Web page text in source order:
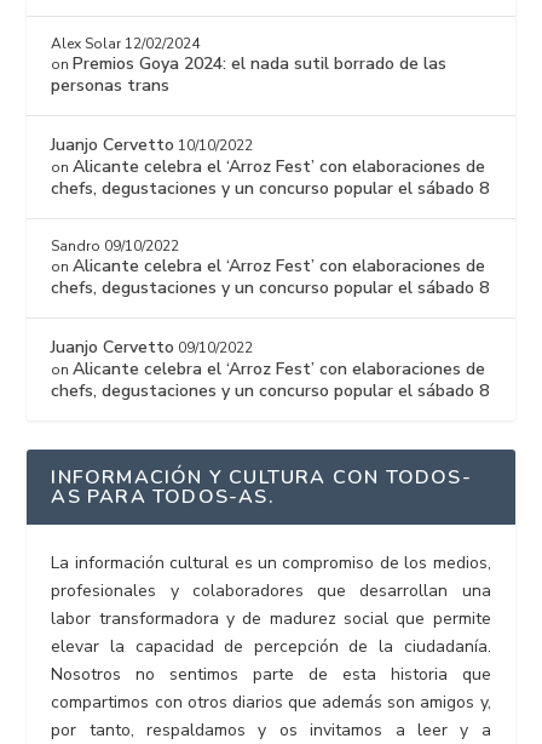
Alex Solar 12/02/2024
onPremios Goya 2024: el nada sutil borrado de las
personas trans
Juanjo Cervetto 10/10/2022
onAlicante celebra el ‘Arroz Fest’ con elaboraciones de
chefs, degustaciones y un concurso popular el sábado 8
Sandro 09/10/2022
onAlicante celebra el ‘Arroz Fest’ con elaboraciones de
chefs, degustaciones y un concurso popular el sábado 8
Juanjo Cervetto 09/10/2022
onAlicante celebra el ‘Arroz Fest’ con elaboraciones de
chefs, degustaciones y un concurso popular el sábado 8
INFORMACIÓN Y CULTURA CON TODOS-
AS PARA TODOS-AS.
La información cultural es un compromiso de los medios,
profesionales y colaboradores que desarrollan una
labor transformadora y de madurez social que permite
elevar la capacidad de percepción de la ciudadanía.
Nosotros no sentimos parte de esta historia que
compartimos con otros diarios que además son amigos y,
por tanto, respaldamos y os invitamos a leer y a